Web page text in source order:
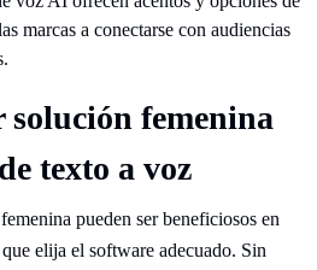
marcas a conectarse con audiencias
femenina
texto a voz
pueden ser beneficiosos en
elija el software adecuado. Sin